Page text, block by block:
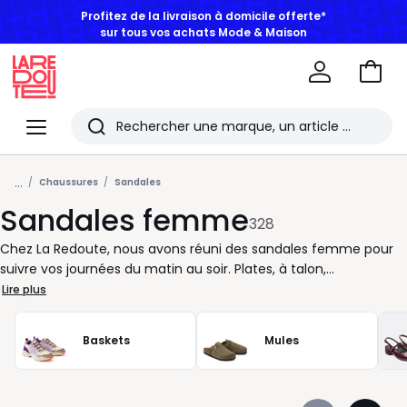
Menu
Redoute
Rechercher
Les
derniers
articles
consultés
Aller
... Chaussures Sandales
Sandales femme328
Chez La Redoute, nous avons réuni des sandales femme pour
suivre vos journées du matin au soir. Plates, à talon,
compensées, à brides fines ou larges : à vous de choisir selon
votre rythme, votre style et la saison. Pour le quotidien, les
confort sans alourdir la silhouette. Pour le bureau, une paire en
cuir lisse, à bride cheville ou à petit talon, accompagne
Lire plus
Baskets Mules